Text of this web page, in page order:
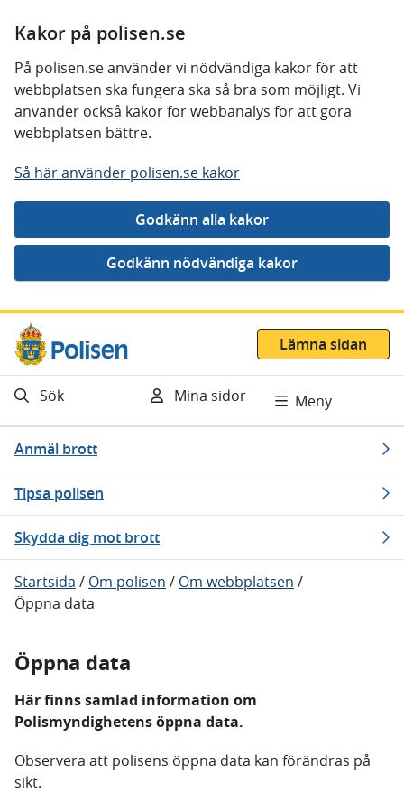
Kakor på polisen.se
På polisen.se använder vi nödvändiga kakor för att
webbplatsen ska fungera ska så bra som möjligt. Vi
använder också kakor för webbanalys för att göra
webbplatsen bättre.
Så här använder polisen.se kakor
Gå direkt till innehåll
Lämna sidan
Sök Mina sidor Meny
Anmäl brott
Tipsa polisen
Skydda dig mot brott
Startsida / Om polisen / Om webbplatsen /
Öppna data
Öppna data
Här finns samlad information om
Polismyndighetens öppna data.
Observera att polisens öppna data kan förändras på
sikt.